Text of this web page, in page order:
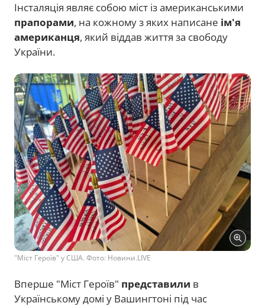
Інсталяція являє собою міст із американськими
прапорами, на кожному з яких написане ім'я
американця, який віддав життя за свободу
України.
"Міст Героїв" у США. Фото: Новини.LIVE
Вперше "Міст Героїв" представили в
Українському домі у Вашингтоні під час